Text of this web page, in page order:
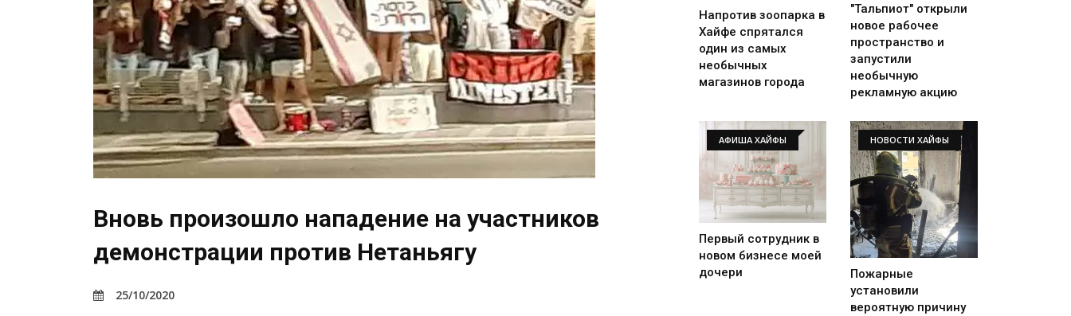
Вновь произошло нападение на участников
демонстрации против Нетаньягу
25/10/2020
Напротив зоопарка в
Хайфе спрятался
один из самых
необычных
магазинов города
"Тальпиот" открыли
новое рабочее
пространство и
запустили
необычную
рекламную акцию
АФИША ХАЙФЫ
Первый сотрудник в
новом бизнесе моей
дочери
НОВОСТИ ХАЙФЫ
Пожарные
установили
вероятную причину